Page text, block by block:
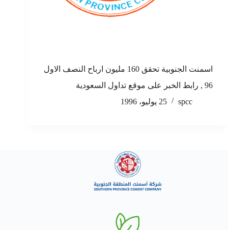
اسمنت الجنوبية تحقق 160 مليون ارباح النصف الاول
96 , رابط الخبر على موقع تداول السعودية
spcc
25 يوليو، 1996